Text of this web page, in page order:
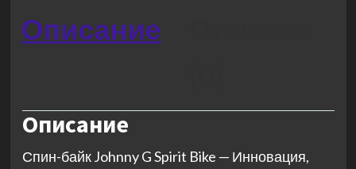
Описание
Описание
Спин-байк Johnny G Spirit Bike — Инновация,